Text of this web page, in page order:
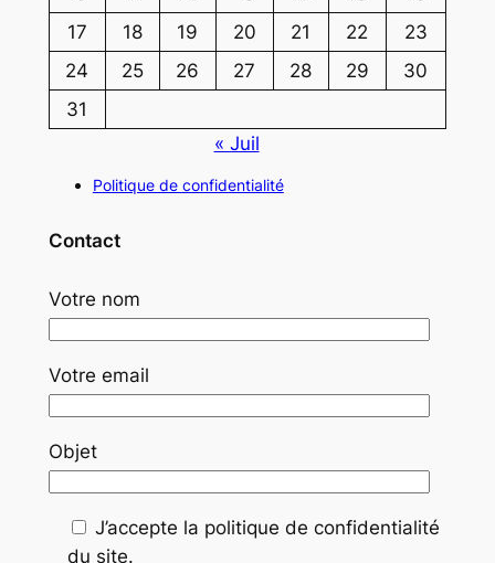
17
18 19 20 21 22
23
24
25 26 27 28 29
30
31
« Juil
Politique de confidentialité
Contact
Votre nom
Votre email
Objet
J’accepte la politique de confidentialité
du site.